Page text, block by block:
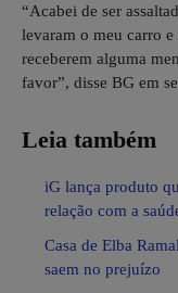
“Acabei de ser
levaram o meu carro
receberem alguma
favor”, disse BG em
Leia também
iG lança produto
relação com a
Casa de Elba
saem no prejuízo